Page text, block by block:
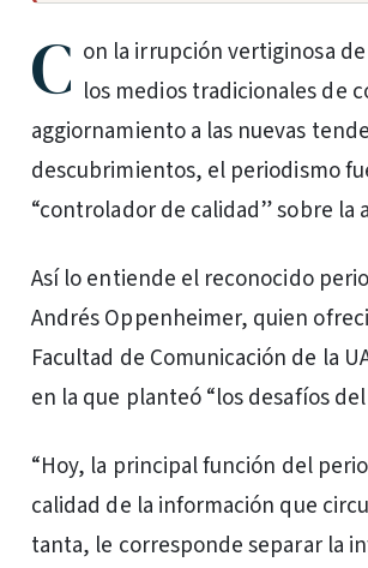
C on la irrupción vertiginosa
los medios tradicionales de
aggiornamiento a las nuevas
descubrimientos, el periodismo
“controlador de calidad” sobre
Así lo entiende el reconocido
Andrés Oppenheimer, quien
Facultad de Comunicación de la
en la que planteó “los desafíos
“Hoy, la principal función del
calidad de la información que
tanta, le corresponde separar la